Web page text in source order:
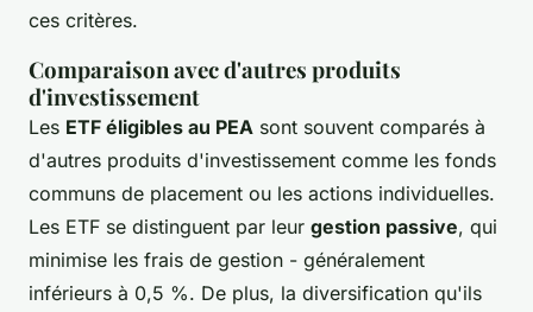
ces critères.
Comparaison avec d'autres produits
d'investissement
Les ETF éligibles au PEA sont souvent comparés à
d'autres produits d'investissement comme les fonds
communs de placement ou les actions individuelles.
Les ETF se distinguent par leur gestion passive, qui
minimise les frais de gestion - généralement
inférieurs à 0,5 %. De plus, la diversification qu'ils